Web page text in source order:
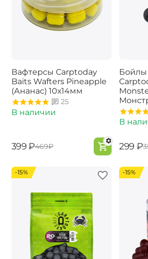
Вафтерсы Carptoday
Baits Wafters Pineapple
(Ананас) 10х14мм
25
В наличии
‍399‍ ₽‍469‍₽
Бойлы
В
‍299‍ ₽
-15% -15%